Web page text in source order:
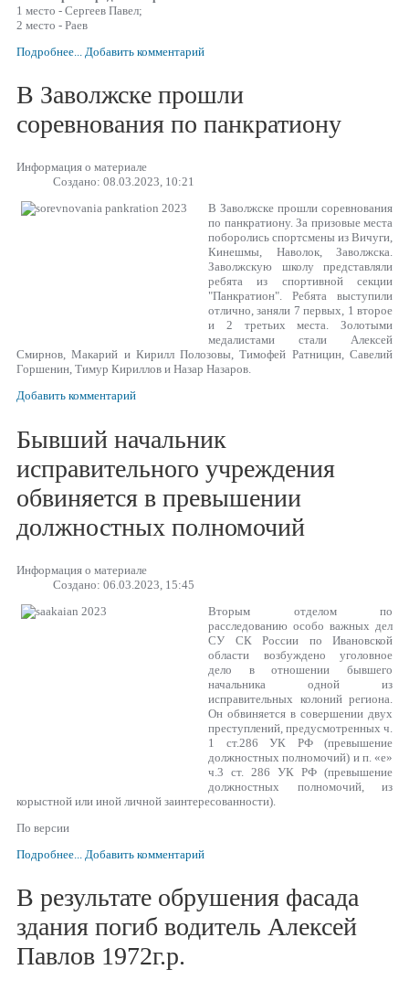
1 место - Сергеев Павел;
2 место - Раев
Подробнее...
Добавить комментарий
В Заволжске прошли
соревнования по панкратиону
Информация о материале
Создано: 08.03.2023, 10:21
В Заволжске прошли соревнования
по панкратиону. За призовые места
поборолись спортсмены из Вичуги,
Кинешмы, Наволок, Заволжска.
Заволжскую школу представляли
ребята из спортивной секции
"Панкратион". Ребята выступили
отлично, заняли 7 первых, 1 второе
и 2 третьих места. Золотыми
медалистами стали Алексей
Смирнов, Макарий и Кирилл Полозовы, Тимофей Ратницин, Савелий
Горшенин, Тимур Кириллов и Назар Назаров.
Добавить комментарий
Бывший начальник
исправительного учреждения
обвиняется в превышении
должностных полномочий
Информация о материале
Создано: 06.03.2023, 15:45
Вторым отделом по
расследованию особо важных дел
СУ СК России по Ивановской
области возбуждено уголовное
дело в отношении бывшего
начальника одной из
исправительных колоний региона.
Он обвиняется в совершении двух
преступлений, предусмотренных ч.
1 ст.286 УК РФ (превышение
должностных полномочий) и п. «е»
ч.3 ст. 286 УК РФ (превышение
должностных полномочий, из
корыстной или иной личной заинтересованности).
По версии
Подробнее...
Добавить комментарий
В результате обрушения фасада
здания погиб водитель Алексей
Павлов 1972г.р.